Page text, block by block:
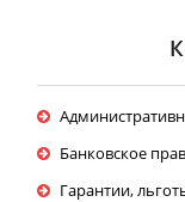
Банковское
Гарантии,